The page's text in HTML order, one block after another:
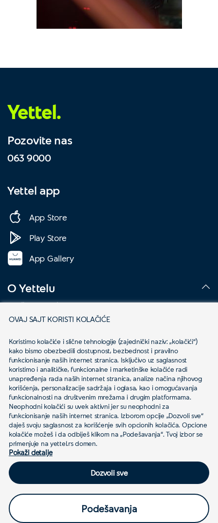
OVAJ SAJT KORISTI KOLAČIĆE
Koristimo kolačiće i slične tehnologije (zajednički naziv: „kolačići“)
kako bismo obezbedili dostupnost, bezbednost i pravilno
funkcionisanje naših internet stranica. Isključivo uz saglasnost
koristimo i analitičke, funkcionalne i marketinške kolačiće radi
unapređenja rada naših internet stranica, analize načina njihovog
korišćenja, personalizacije sadržaja i oglasa, kao i omogućavanja
funkcionalnosti na društvenim mrežama i drugim platformama.
Neophodni kolačići su uvek aktivni jer su neophodni za
funkcionisanje naših internet stranica. Izborom opcije „Dozvoli sve“
daješ svoju saglasnost za korišćenje svih opcionih kolačića. Opcione
kolačiće možeš i da odbiješ klikom na „Podešavanja“. Tvoj izbor se
primenjuje na yettel.rs domen.
Pokaži detalje
Dozvoli sve
Podešavanja
Yettel.
Pozovite nas
063 9000
Yettel app
App Store
Play Store
App Gallery
O Yettelu
Društvena odgovornost
Podaci o kompaniji
Mapa pokrivenosti
Kontakt
Novosti
Karijera